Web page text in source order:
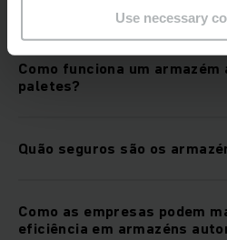
Use necessary
Como funciona um
paletes?
Quão seguros são os
Como as empresas podem
eficiência em armazéns